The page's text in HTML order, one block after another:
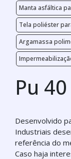
Manta asfáltica
Tela poliéster
Argamassa
Pu
Desenvolvido
Industriais
referência do
Caso haja